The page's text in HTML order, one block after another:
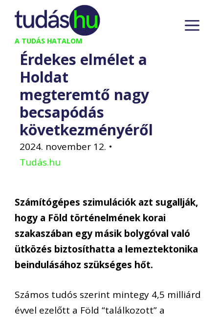
Kilépés
tartalomba
A TUDÁS HATALOM
Érdekes elmélet a
Holdat
megteremtő nagy
becsapódás
következményéről
2024. november 12. •
Tudás.hu
Számítógépes szimulációk azt sugallják,
hogy a Föld történelmének korai
szakaszában egy másik bolygóval való
ütközés biztosíthatta a lemeztektonika
beindulásához szükséges hőt.
Számos tudós szerint mintegy 4,5 milliárd
évvel ezelőtt a Föld “találkozott” a